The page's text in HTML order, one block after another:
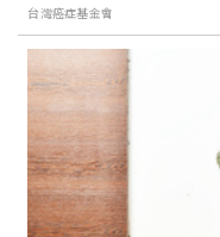
台灣癌症基金會